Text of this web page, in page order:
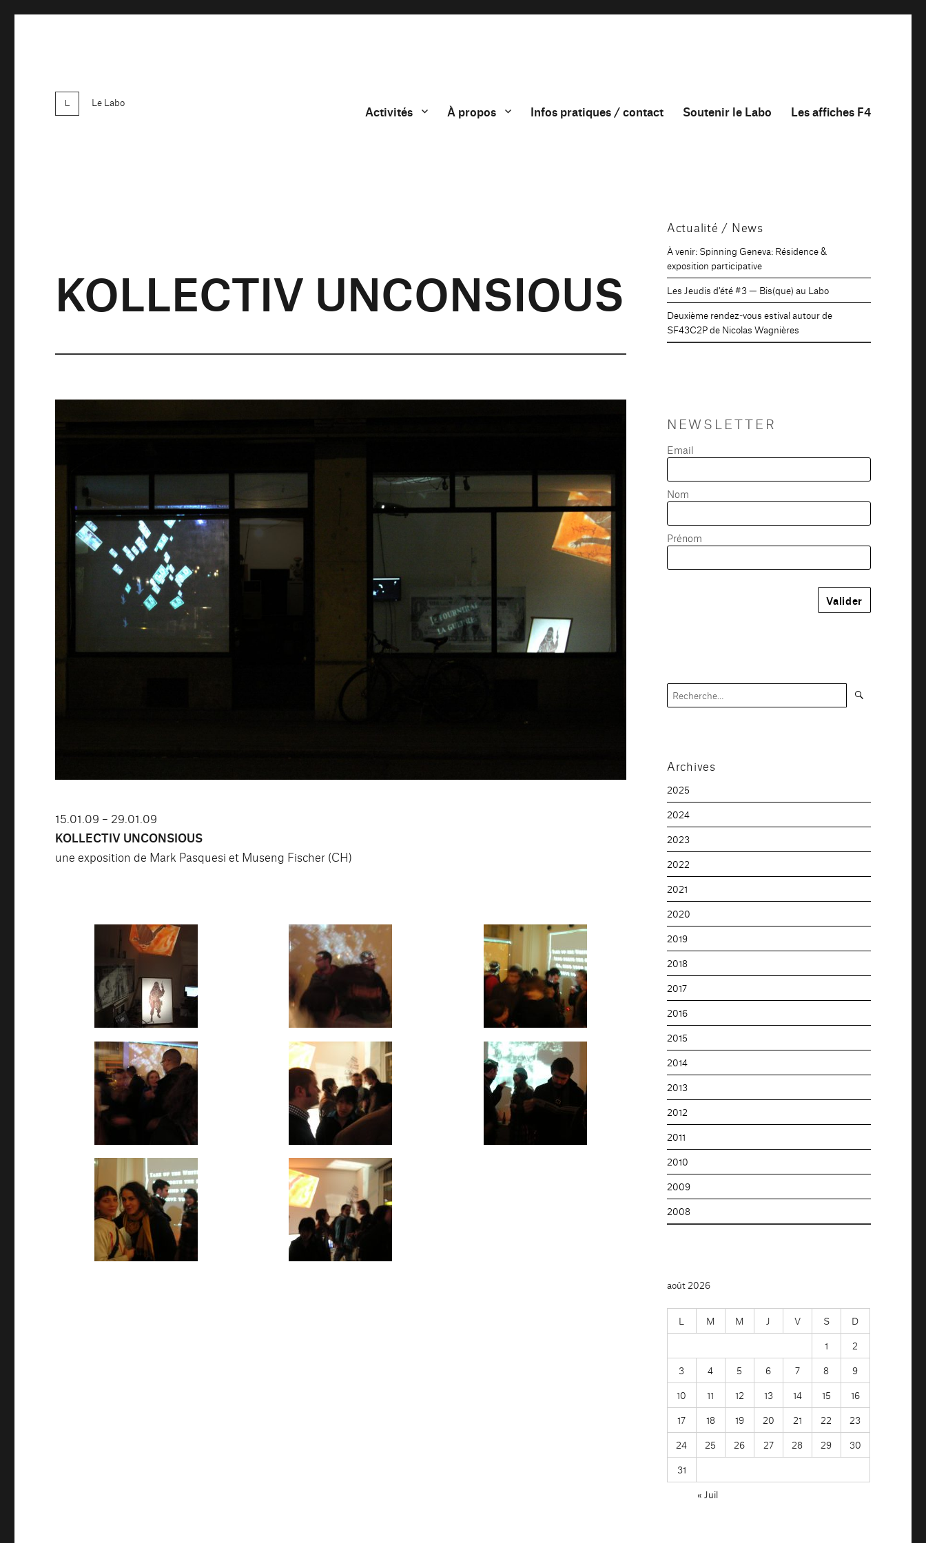
Le Labo
Activités À propos Infos pratiques / contact Soutenir le Labo Les affiches F4
KOLLECTIV UNCONSIOUS
15.01.09 – 29.01.09
KOLLECTIV UNCONSIOUS
une exposition de Mark Pasquesi et Museng Fischer (CH)
Actualité / News
À venir: Spinning Geneva: Résidence &
exposition participative
Les Jeudis d’été #3 — Bis(que) au Labo
Deuxième rendez-vous estival autour de
SF43C2P de Nicolas Wagnières
NEWSLETTER
Email
Nom
Prénom
Recherche
pour :
Archives
2025
2024
2023
2022
2021
2020
2019
2018
2017
2016
2015
2014
2013
2012
2011
2010
2009
2008
août 2026
L M M J V S
D
1
2
3
4 5 6 7 8
9
10
11 12 13 14 15
16
17
18 19 20 21 22
23
24
25 26 27 28 29
30
31
« Juil